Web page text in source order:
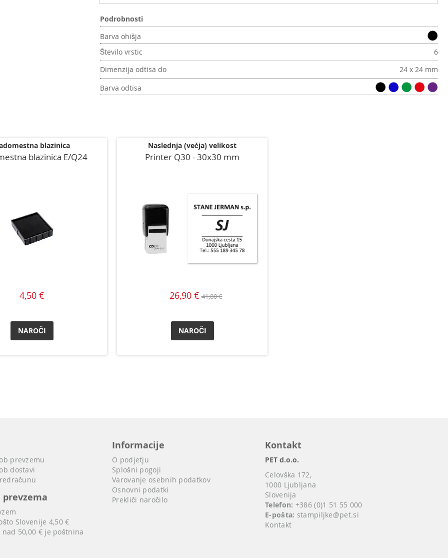
Podrobnosti
Barva ohišja
Število vrstic
6
Dimenzija odtisa do
24 x 24 mm
Barva odtisa
blazinica
blazinica E/Q24
4,50 €
NAROČI
Naslednja (večja) velikost
Printer Q30 - 30x30 mm
26,90 € 41,80 €
NAROČI
prevzemu
dostavi
Slovenije 4,50 €
50,00 € je poštnina
Informacije
O podjetju
Splošni pogoji
Varovanje osebnih podatkov
Osnovni podatki
Prekliči naročilo
Kontakt
PET d.o.o.
Celovška 172,
1000 Ljubljana
Slovenija
Telefon: +386 (0)1 51 55 000
E-pošta: stampiljke@pet.si
Kontakt